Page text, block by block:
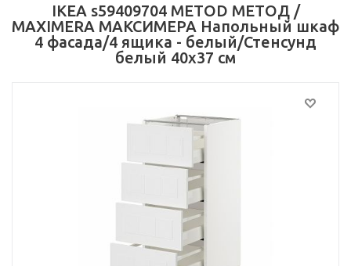
IKEA s59409704 METOD МЕТОД /
MAXIMERA МАКСИМЕРА Напольный шкаф
4 фасада/4 ящика - белый/Стенсунд
белый 40x37 см